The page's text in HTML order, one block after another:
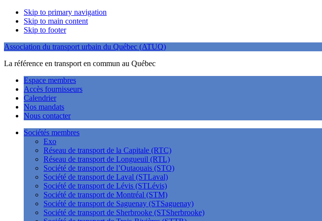
Skip to primary navigation
Skip to main content
Skip to footer
Association du transport urbain du Québec (ATUQ)
La référence en transport en commun au Québec
Espace membres
Accès fournisseurs
Calendrier
Nos mandats
Nous contacter
Sociétés membres
Exo
Réseau de transport de la Capitale (RTC)
Réseau de transport de Longueuil (RTL)
Société de transport de l’Outaouais (STO)
Société de transport de Laval (STLaval)
Société de transport de Lévis (STLévis)
Société de transport de Montréal (STM)
Société de transport de Saguenay (STSaguenay)
Société de transport de Sherbrooke (STSherbrooke)